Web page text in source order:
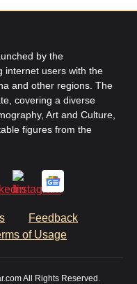
by the
internet users with the
and other regions. The
covering a diverse
Art and Culture,
figures from the
Feedback
of Usage
All Rights Reserved.